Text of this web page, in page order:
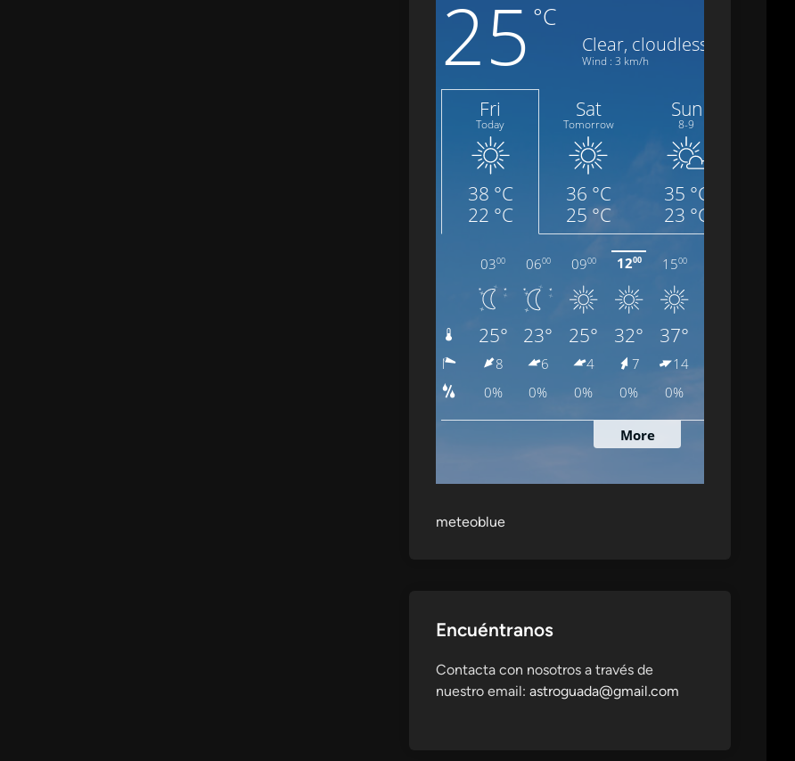
meteoblue
Encuéntranos
Contacta con nosotros a través de
nuestro email: astroguada@gmail.com